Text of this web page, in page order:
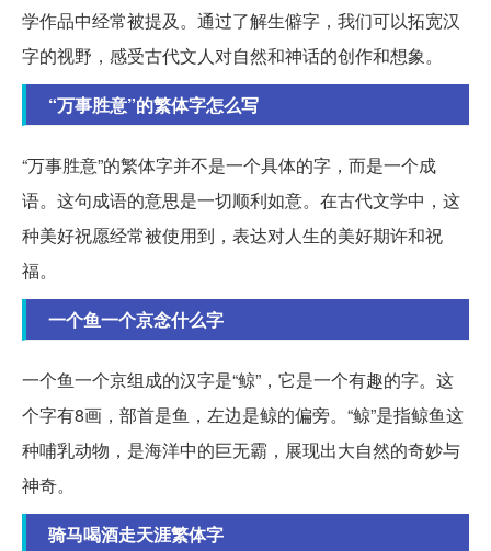
学作品中经常被提及。通过了解生僻字，我们可以拓宽汉
字的视野，感受古代文人对自然和神话的创作和想象。
“万事胜意”的繁体字怎么写
“万事胜意”的繁体字并不是一个具体的字，而是一个成
语。这句成语的意思是一切顺利如意。在古代文学中，这
种美好祝愿经常被使用到，表达对人生的美好期许和祝
福。
一个鱼一个京念什么字
一个鱼一个京组成的汉字是“鲸”，它是一个有趣的字。这
个字有8画，部首是鱼，左边是鲸的偏旁。“鲸”是指鲸鱼这
种哺乳动物，是海洋中的巨无霸，展现出大自然的奇妙与
神奇。
骑马喝酒走天涯繁体字